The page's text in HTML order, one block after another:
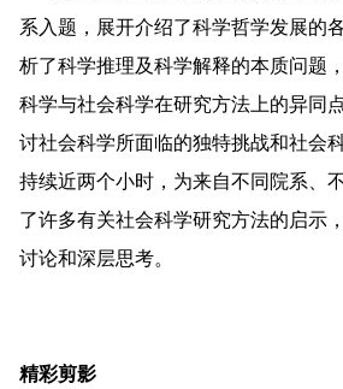
系入题，展开介绍了科学哲学发展的
析了科学推理及科学解释的本质问题
科学与社会科学在研究方法上的异同
讨社会科学所面临的独特挑战和社会
持续近两个小时，为来自不同院系、
了许多有关社会科学研究方法的启示
讨论和深层思考。
精彩剪影